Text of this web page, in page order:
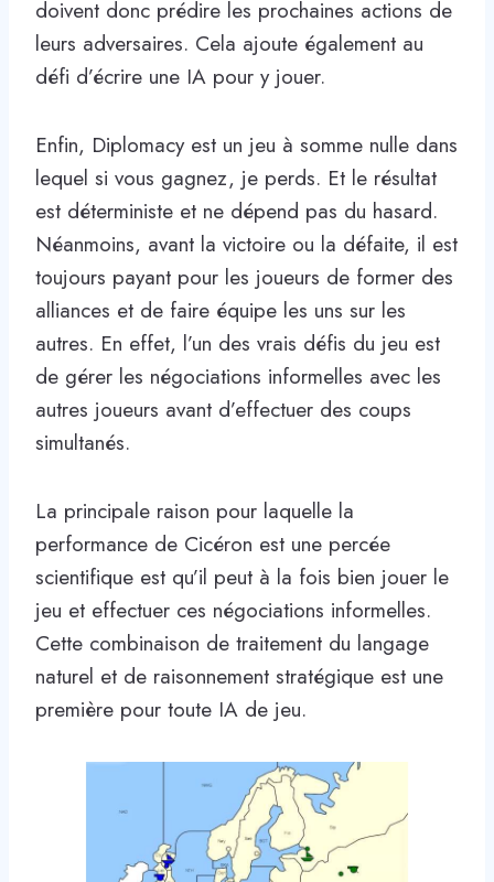
doivent donc prédire les prochaines actions de
leurs adversaires. Cela ajoute également au
défi d’écrire une IA pour y jouer.
Enfin, Diplomacy est un jeu à somme nulle dans
lequel si vous gagnez, je perds. Et le résultat
est déterministe et ne dépend pas du hasard.
Néanmoins, avant la victoire ou la défaite, il est
toujours payant pour les joueurs de former des
alliances et de faire équipe les uns sur les
autres. En effet, l’un des vrais défis du jeu est
de gérer les négociations informelles avec les
autres joueurs avant d’effectuer des coups
simultanés.
La principale raison pour laquelle la
performance de Cicéron est une percée
scientifique est qu’il peut à la fois bien jouer le
jeu et effectuer ces négociations informelles.
Cette combinaison de traitement du langage
naturel et de raisonnement stratégique est une
première pour toute IA de jeu.